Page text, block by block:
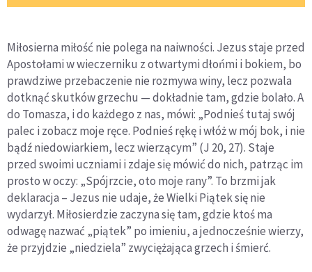
Miłosierna miłość nie polega na naiwności. Jezus staje przed
Apostołami w wieczerniku z otwartymi dłońmi i bokiem, bo
prawdziwe przebaczenie nie rozmywa winy, lecz pozwala
dotknąć skutków grzechu — dokładnie tam, gdzie bolało. A
do Tomasza, i do każdego z nas, mówi: „Podnieś tutaj swój
palec i zobacz moje ręce. Podnieś rękę i włóż w mój bok, i nie
bądź niedowiarkiem, lecz wierzącym” (J 20, 27). Staje
przed swoimi uczniami i zdaje się mówić do nich, patrząc im
prosto w oczy: „Spójrzcie, oto moje rany”. To brzmi jak
deklaracja – Jezus nie udaje, że Wielki Piątek się nie
wydarzył. Miłosierdzie zaczyna się tam, gdzie ktoś ma
odwagę nazwać „piątek” po imieniu, a jednocześnie wierzy,
że przyjdzie „niedziela” zwyciężająca grzech i śmierć.